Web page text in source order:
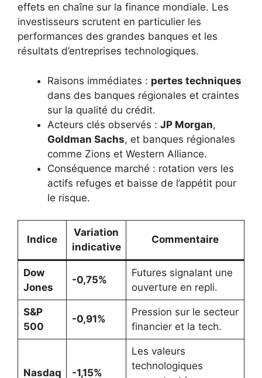
effets en chaîne sur la finance mondiale. Les
investisseurs scrutent en particulier les
performances des grandes banques et les
résultats d’entreprises technologiques.
Raisons immédiates : pertes techniques
dans des banques régionales et craintes
sur la qualité du crédit.
Acteurs clés observés : JP Morgan,
Goldman Sachs, et banques régionales
comme Zions et Western Alliance.
Conséquence marché : rotation vers les
actifs refuges et baisse de l’appétit pour
le risque.
Indice
Variation
indicative
Commentaire
Dow
Jones
-0,75%
Futures signalant une
ouverture en repli.
S&P
500
-0,91%
Pression sur le secteur
financier et la tech.
Nasdaq -1,15%
Les valeurs
technologiques